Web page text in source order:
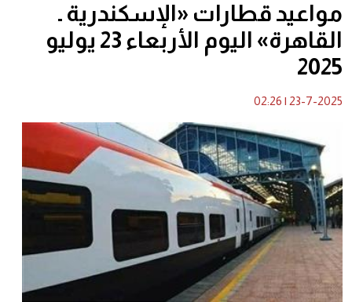
مواعيد قطارات «الإسكندرية ـ
القاهرة» اليوم الأربعاء 23 يوليو
2025
23-7-2025
|
02:26